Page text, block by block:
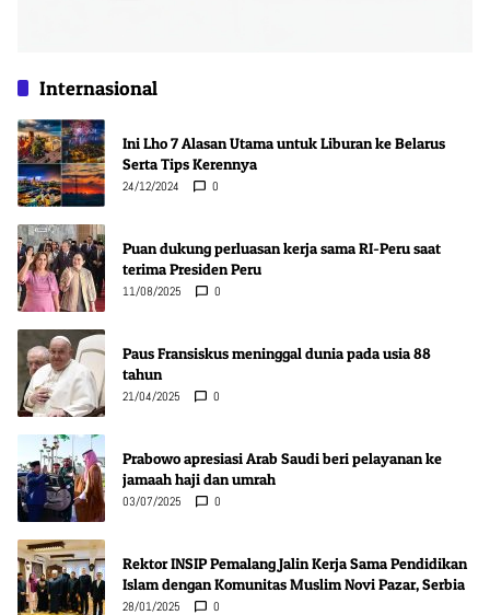
Internasional
Ini Lho 7 Alasan Utama untuk Liburan ke Belarus
Serta Tips Kerennya
24/12/2024 0
Puan dukung perluasan kerja sama RI-Peru saat
terima Presiden Peru
11/08/2025 0
Paus Fransiskus meninggal dunia pada usia 88
tahun
21/04/2025 0
Prabowo apresiasi Arab Saudi beri pelayanan ke
jamaah haji dan umrah
03/07/2025 0
Rektor INSIP Pemalang Jalin Kerja Sama Pendidikan
Islam dengan Komunitas Muslim Novi Pazar, Serbia
28/01/2025 0